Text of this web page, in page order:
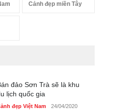
Cảnh đẹp miền Tây
đảo Sơn Trà sẽ là khu
lịch quốc gia
đẹp Việt Nam 24/04/2020